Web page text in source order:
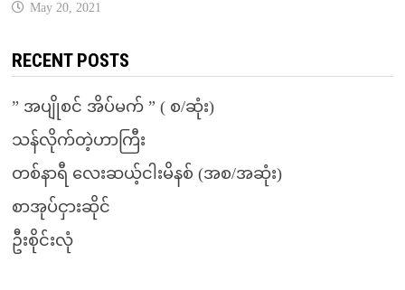
May 20, 2021
RECENT POSTS
” အပျိုစင် အိပ်မက် ” ( စ/ဆုံး)
သန်လိုက်တဲ့ဟာကြီး
တစ်နာရီ လေးဆယ့်ငါးမိနစ် (အစ/အဆုံး)
စာအုပ်ငှားဆိုင်
ဦးစိုင်းလုံ